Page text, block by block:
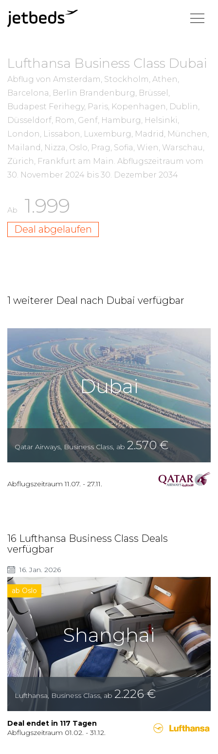
Lufthansa Business Class Dubai
Abflug von Amsterdam, Stockholm, Athen,
Barcelona, Berlin Brandenburg, Brüssel,
Budapest Ferihegy, Paris, Kopenhagen, Dublin,
Düsseldorf, Rom, Genf, Hamburg, Helsinki,
London, Lissabon, Luxemburg, Madrid, München,
Mailand, Nizza, Oslo, Prag, Sofia, Wien, Warschau,
Zürich, Frankfurt am Main. Abflugszeitraum vom
30. November 2024 bis 30. Dezember 2034
Ab 1.999
Deal abgelaufen
1 weiterer Deal nach Dubai verfügbar
Dubai
Qatar Airways, Business Class, ab 2.570€
Abflugszeitraum11.07. - 27.11.
16 Lufthansa Business Class Deals
verfügbar
16. Jan. 2026
ab Oslo
Shanghai
Lufthansa, Business Class, ab 2.226€
Deal endet in 117 Tagen
Abflugszeitraum 01.02. - 31.12.